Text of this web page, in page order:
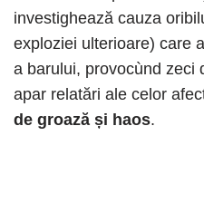
investighează cauza
exploziei ulterioare) care
a barului, provocùnd zeci
apar relatări ale celor
de groază și haos.